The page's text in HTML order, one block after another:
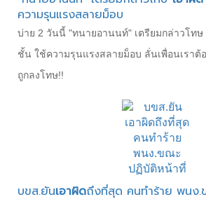
ความรุนแรงสลายม็อบ
บ่าย 2 วันนี้ "ทนายอานนท์" เตรียมกล่าวโทษ
ชั้น ใช้ความรุนแรงสลายม็อบ ลั่นเพื่อนเราต้
ถูกลงโทษ!!
บขส.ยันเอาผิดถึงที่สุด คนทำร้าย พนง